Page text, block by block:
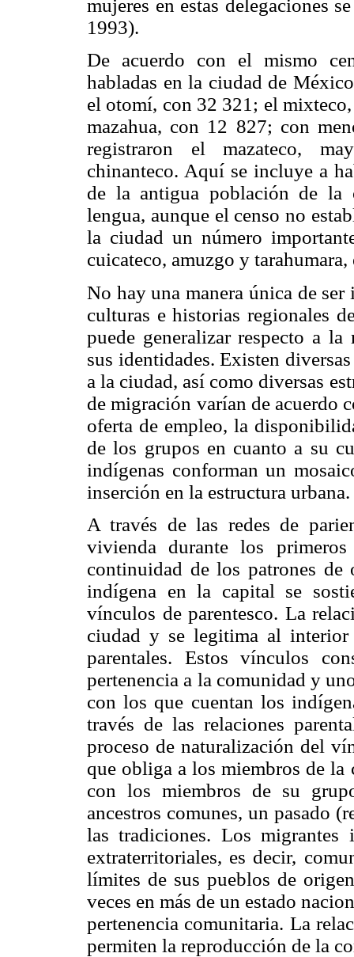
mujeres en estas delegaciones
1993).
De acuerdo con el mismo
habladas en la ciudad de
el otomí, con 32 321; el
mazahua, con 12 827; con
registraron el mazateco,
chinanteco. Aquí se incluye a
de la antigua población de la
lengua, aunque el censo no
la ciudad un número
cuicateco, amuzgo y
No hay una manera única de
culturas e historias regionales
puede generalizar respecto a
sus identidades. Existen
a la ciudad, así como diversas
de migración varían de acuerdo
oferta de empleo, la
de los grupos en cuanto a su
indígenas conforman un
inserción en la estructura urbana.
A través de las redes de
vivienda durante los
continuidad de los patrones
indígena en la capital se
vínculos de parentesco. La
ciudad y se legitima al
parentales. Estos vínculos
pertenencia a la comunidad y
con los que cuentan los
través de las relaciones
proceso de naturalización del
que obliga a los miembros de
con los miembros de su
ancestros comunes, un pasado
las tradiciones. Los migrantes
extraterritoriales, es decir,
límites de sus pueblos de
veces en más de un estado
pertenencia comunitaria. La
permiten la reproducción de la